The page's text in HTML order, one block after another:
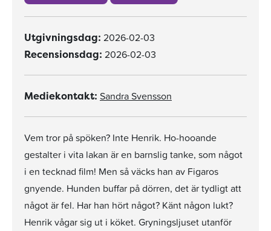
Utgivningsdag: 2026-02-03
Recensionsdag: 2026-02-03
Mediekontakt: Sandra Svensson
Vem tror på spöken? Inte Henrik. Ho-hooande
gestalter i vita lakan är en barnslig tanke, som något
i en tecknad film! Men så väcks han av Figaros
gnyende. Hunden buffar på dörren, det är tydligt att
något är fel. Har han hört något? Känt någon lukt?
Henrik vågar sig ut i köket. Gryningsljuset utanför